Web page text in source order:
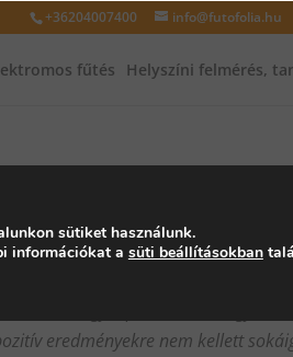
+36204007400 info@futofolia.hu
fűtés Helyszíni felmérés,
úgy a párommal, hogy
eredményekre nem kellett
sütiket használunk.
információkat a süti beállításokban